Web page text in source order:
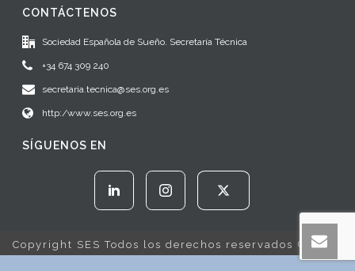
CONTÁCTENOS
Sociedad Española de Sueño. Secretaría Técnica
+34 674 309 240
secretaria.tecnica@ses.org.es
http:/www.ses.org.es
SÍGUENOS EN
Copyright SES Todos los derechos reservados © 2022